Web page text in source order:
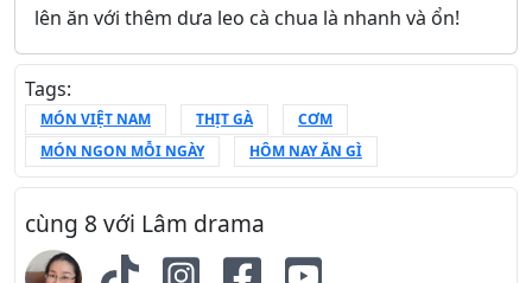
lên ăn với thêm dưa leo cà chua là nhanh và ổn!
Tags:
MÓN VIỆT NAM THỊT GÀ
CƠM
MÓN NGON MỖI NGÀY
HÔM NAY ĂN GÌ
cùng 8 với Lâm drama